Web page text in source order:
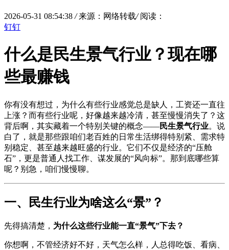
2026-05-31 08:54:38 / 来源：网络转载/ 阅读：
钉钉
什么是民生景气行业？现在哪
些最赚钱
你有没有想过，为什么有些行业感觉总是缺人，工资还一直往
上涨？而有些行业呢，好像越来越冷清，甚至慢慢消失了？这
背后啊，其实藏着一个特别关键的概念——民生景气行业。说
白了，就是那些跟咱们老百姓的日常生活绑得特别紧、需求特
别稳定、甚至越来越旺盛的行业。它们不仅是经济的“压舱
石”，更是普通人找工作、谋发展的“风向标”。那到底哪些算
呢？别急，咱们慢慢聊。
一、民生行业为啥这么“景”？
先得搞清楚， 为什么这些行业能一直“景气”下去？
你想啊，不管经济好不好，天气怎么样，人总得吃饭、看病、